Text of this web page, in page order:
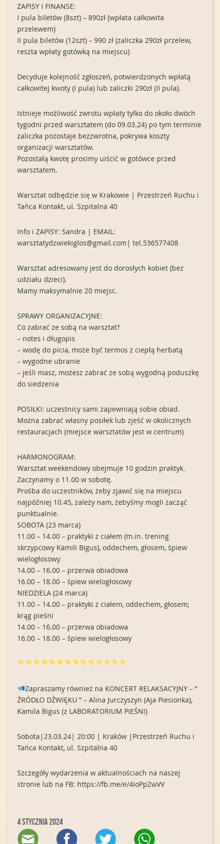
ZAPISY I FINANSE:
I pula biletów (8szt) – 890zł (wpłata całkowita
przelewem)
II pula biletów (12szt) – 990 zł (zaliczka 290zł przelew,
reszta wpłaty gotówką na miejscu)
Decyduje kolejność zgłoszeń, potwierdzonych wpłatą
całkowitej kwoty (I pula) lub zaliczki 290zł (II pula).
Istnieje możliwość zwrotu wpłaty tylko do około dwóch
tygodni przed warsztatem (do 09.03.24) po tym terminie
zaliczka pozostaje bezzwrotna, pokrywa koszty
organizacji warsztatów.
Pozostałą kwotę prosimy uiścić w gotówce przed
warsztatem.
Warsztat odbędzie się w Krakowie | Przestrzeń Ruchu i
Tańca Kontakt, ul. Szpitalna 40
Info i ZAPISY: Sandra | EMAIL:
warsztatydzwiekiglos@gmail.com| tel.536577408
Warsztat adresowany jest do dorosłych kobiet (bez
udziału dzieci).
Mamy maksymalnie 20 miejsc.
SPRAWY ORGANIZACYJNE:
Co zabrać ze sobą na warsztat?
– notes i długopis
– wodę do picia, może być termos z ciepłą herbatą
– wygodne ubranie
– jeśli masz, możesz zabrać ze sobą wygodną poduszkę
do siedzenia
POSIŁKI: uczestnicy sami zapewniają sobie obiad.
Można zabrać własny posiłek lub zjeść w okolicznych
restauracjach (miejsce warsztatów jest w centrum)
HARMONOGRAM:
Warsztat weekendowy obejmuje 10 godzin praktyk.
Zaczynamy o 11.00 w sobotę.
Prośba do uczestników, żeby zjawić się na miejscu
najpóźniej 10.45, zależy nam, żebyśmy mogli zacząć
punktualnie.
SOBOTA (23 marca)
11.00 – 14.00 – praktyki z ciałem (m.in. trening
skrzypcowy Kamili Bigus), oddechem, głosem, śpiew
wielogłosowy
14.00 – 16.00 – przerwa obiadowa
16.00 – 18.00 – śpiew wielogłosowy
NIEDZIELA (24 marca)
11.00 – 14.00 – praktyki z ciałem, oddechem, głosem;
krąg pieśni
14.00 – 16.00 – przerwa obiadowa
16.00 – 18.00 – śpiew wielogłosowy
Zapraszamy również na KONCERT RELAKSACYJNY – ”
ŹRÓDŁO DŹWIĘKU ” – Alina Jurczyszyn (Aja Piesionka),
Kamila Bigus (z LABORATORIUM PIEŚNI)
Sobota|23.03.24| 20:00 | Kraków |Przestrzeń Ruchu i
Tańca Kontakt, ul. Szpitalna 40
Szczegóły wydarzenia w aktualnościach na naszej
stronie lub na FB: https://fb.me/e/4ioPpZwVV
4 stycznia 2024